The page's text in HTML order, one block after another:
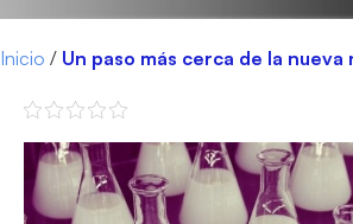
Inicio / Un paso más cerca de la nueva